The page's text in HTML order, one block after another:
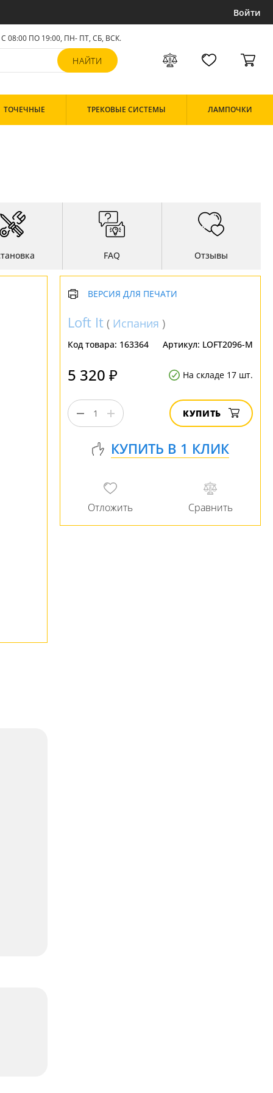
Войти
С 08:00 ПО 19:00, ПН- ПТ, СБ, ВСК.
ТОЧЕЧНЫЕ ТРЕКОВЫЕ СИСТЕМЫ ЛАМПОЧКИ
FAQ Отзывы
ВЕРСИЯ ДЛЯ ПЕЧАТИ
Loft It ( Испания )
Код товара: 163364 Артикул: LOFT2096-M
5 320 ₽ На складе 17 шт.
КУПИТЬ